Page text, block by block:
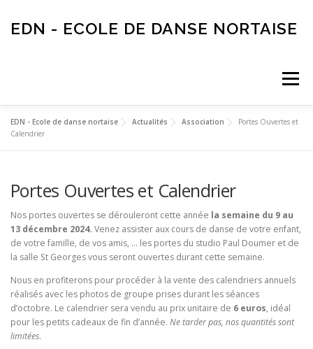
contenu
EDN - ECOLE DE DANSE NORTAISE
Menu
ACTUALITÉS
INSCRIPTIONS ASSOCIATION PARTENAIRES
EDN - Ecole de danse nortaise Actualités Association
Portes Ouvertes et
Calendrier
Portes Ouvertes et Calendrier
Nos portes ouvertes se dérouleront cette année la semaine du 9 au
13 décembre 2024. Venez assister aux cours de danse de votre enfant,
de votre famille, de vos amis, … les portes du studio Paul Doumer et de
la salle St Georges vous seront ouvertes durant cette semaine.
Nous en profiterons pour procéder à la vente des calendriers annuels
réalisés avec les photos de groupe prises durant les séances
d’octobre. Le calendrier sera vendu au prix unitaire de 6 euros, idéal
pour les petits cadeaux de fin d’année. Ne tarder pas, nos quantités sont
limitées.